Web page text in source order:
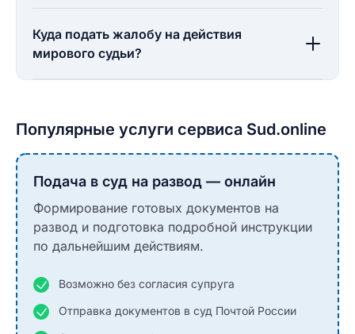
Куда подать жалобу на действия
мирового судьи?
Популярные услуги сервиса Sud.online
Подача в суд на развод — онлайн
Формирование готовых документов на
развод и подготовка подробной инструкции
по дальнейшим действиям.
Возможно без согласия супруга
Отправка документов в суд Почтой России